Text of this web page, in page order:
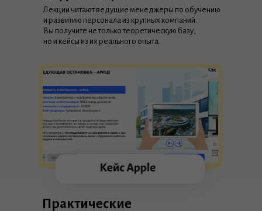
Лекции читают ведущие менеджеры по обучению
и развитию персонала из крупных компаний.
Вы получите не только теоретическую базу,
но и кейсы из их реального опыта.
Практические